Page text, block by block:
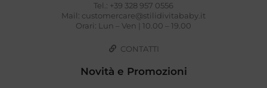
Tel.: +39 328 957 0556
Mail: customercare@stilidivitababy.it
Orari: Lun – Ven | 10.00 – 19.00
CONTATTI
Novità e Promozioni